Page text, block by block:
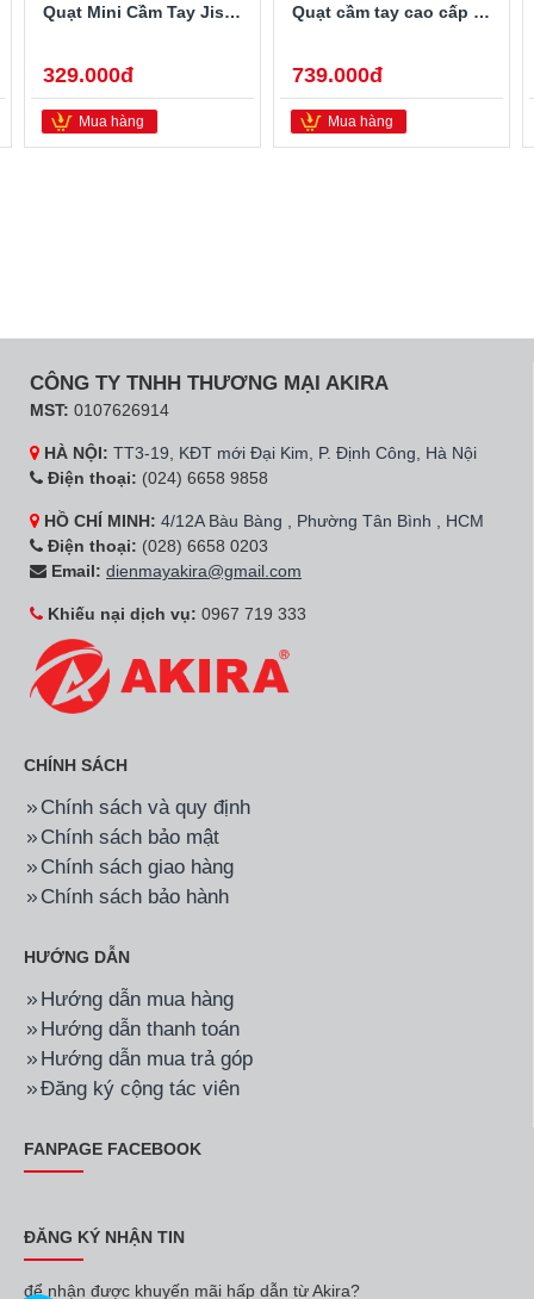
Quạt Mini Cầm Tay Jisulife FA43 pin 16 giờ, 5 cấp độ gió
329.000đ
Mua hàng
Quạt cầm tay cao cấp Jisulife Pro1 (FA53) 18W
739.000đ
Mua hàng
CÔNG TY TNHH THƯƠNG MẠI AKIRA
MST: 0107626914
HÀ NỘI: TT3-19, KĐT mới Đại Kim, P. Định Công, Hà Nội
Điện thoại: (024) 6658 9858
HỒ CHÍ MINH: 4/12A Bàu Bàng , Phường Tân Bình , HCM
Điện thoại: (028) 6658 0203
Email: dienmayakira@gmail.com
Khiếu nại dịch vụ: 0967 719 333
CHÍNH SÁCH
Chính sách và quy định
Chính sách bảo mật
Chính sách giao hàng
Chính sách bảo hành
HƯỚNG DẪN
Hướng dẫn mua hàng
Hướng dẫn thanh toán
Hướng dẫn mua trả góp
Đăng ký cộng tác viên
FANPAGE FACEBOOK
ĐĂNG KÝ NHẬN TIN
để nhận được khuyến mãi hấp dẫn từ Akira?